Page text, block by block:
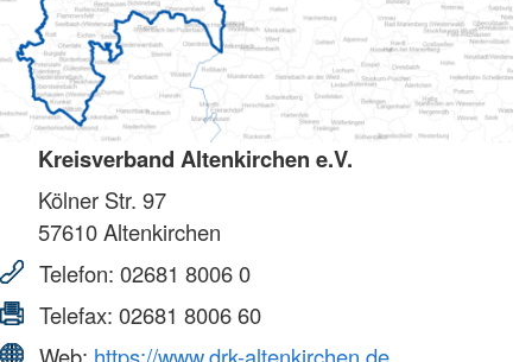
Kreisverband Altenkirchen e.V.
Kölner Str. 97
57610Altenkirchen
Telefon: 02681 8006 0
Telefax: 02681 8006 60
Web: https://www.drk-altenkirchen.de